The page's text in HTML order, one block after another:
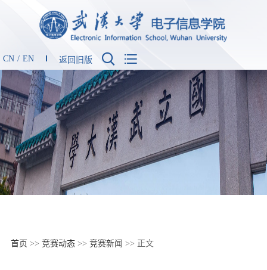
CN / EN 返回旧版  
首页 >> 竞赛动态>> 竞赛新闻 >> 正文